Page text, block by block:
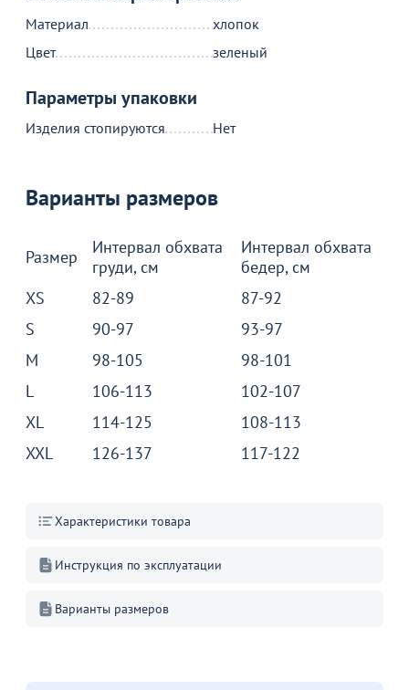
Материал
хлопок
Цвет
зеленый
Параметры упаковки
Изделия стопируются Нет
Варианты размеров
Размер
Интервал обхвата
груди, см
Интервал обхвата
бедер, см
XS
82-89
87-92
S
90-97
93-97
M
98-105
98-101
L
106-113
102-107
XL
114-125
108-113
XXL
126-137 117-122
Характеристики товара
Инструкция по эксплуатации
Варианты размеров
на стулья ХИТ 20/25!
Перейдите, чтобы узнать
Больше не показывать это окно